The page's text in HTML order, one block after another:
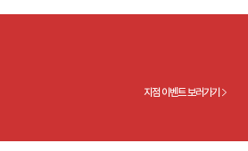
지점 이벤트 보러가기